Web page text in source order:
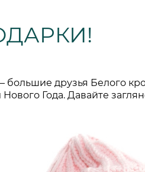
большие друзья Белого
Года. Давайте